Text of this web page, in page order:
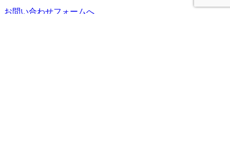
お問い合わせフォームへ